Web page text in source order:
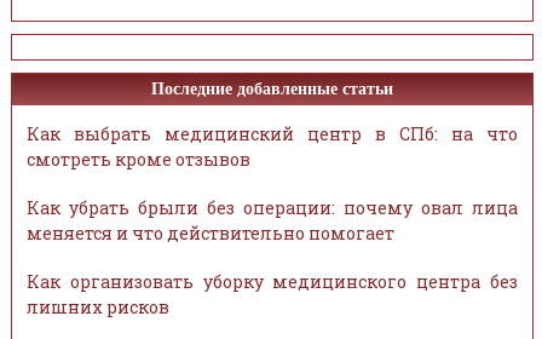
Последние добавленные статьи
Как выбрать медицинский центр в СПб: на что
смотреть кроме отзывов
Как убрать брыли без операции: почему овал лица
меняется и что действительно помогает
Как организовать уборку медицинского центра без
лишних рисков